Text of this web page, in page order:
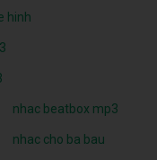
hinh
nhac beatbox mp3
nhac cho ba bau